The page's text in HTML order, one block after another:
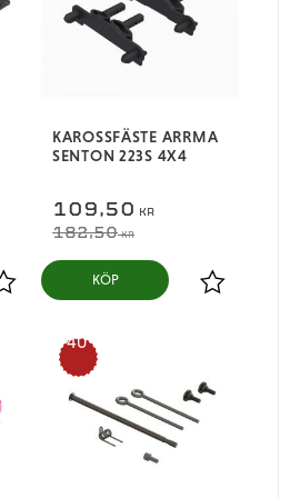
Lägg till i favoriter
KAROSSFÄSTE ARRMA
SENTON 223S 4X4
109,50 KR
182,50KR
Lägg till i
KÖP
40
%